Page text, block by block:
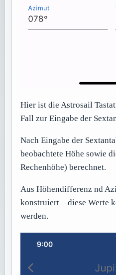
Hier ist die Astrosail
Fall zur Eingabe der
Nach Eingabe der
beobachtete Höhe sowie
Rechenhöhe) berechnet.
Aus Höhendifferenz nd
konstruiert – diese Werte
werden.